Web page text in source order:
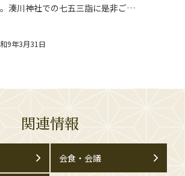
湊川神社での七五三詣に是非ご…
9年3月31日
関連情報
会食・会議